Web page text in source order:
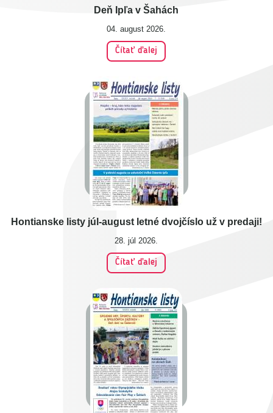
Deň Ipľa v Šahách
04. august 2026.
Čítať ďalej
Hontianske listy júl-august letné dvojčíslo už v predaji!
28. júl 2026.
Čítať ďalej